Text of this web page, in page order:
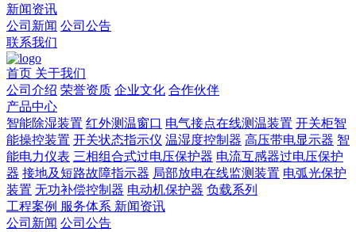
新闻资讯
公司新闻 公司公告
联系我们
首页 关于我们
公司介绍 荣誉资质 企业文化 合作伙伴
产品中心
智能除湿装置 红外测温窗口 电气接点在线测温装置 开关柜智
能操控装置 开关状态指示仪 温湿度控制器 高压带电显示器 智
能电力仪表 三相组合式过电压保护器 电流互感器过电压保护
器 接地及短路故障指示器 局部放电在线监测装置 电弧光保护
装置 无功补偿控制器 电动机保护器 负载系列
工程案例 服务体系 新闻资讯
公司新闻 公司公告